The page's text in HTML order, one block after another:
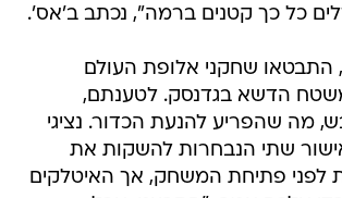
כל כך קטנים ברמה", נכתב ב'אס'.
התבטאו שחקני אלופת העולם
הדשא בגדנסק. לטענתם,
מה שהפריע להנעת הכדור. נציגי
שתי הנבחרות להשקות את
45 דקות לפני פתיחת המשחק, אך האיטלקים